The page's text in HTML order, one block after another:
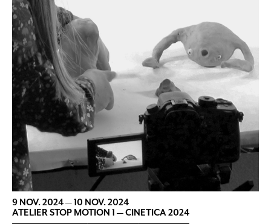
9 NOV. 2024—10 NOV. 2024
ATELIER STOP MOTION 1 — CINETICA 2024